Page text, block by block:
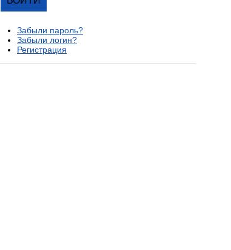
Забыли пароль?
Забыли логин?
Регистрация